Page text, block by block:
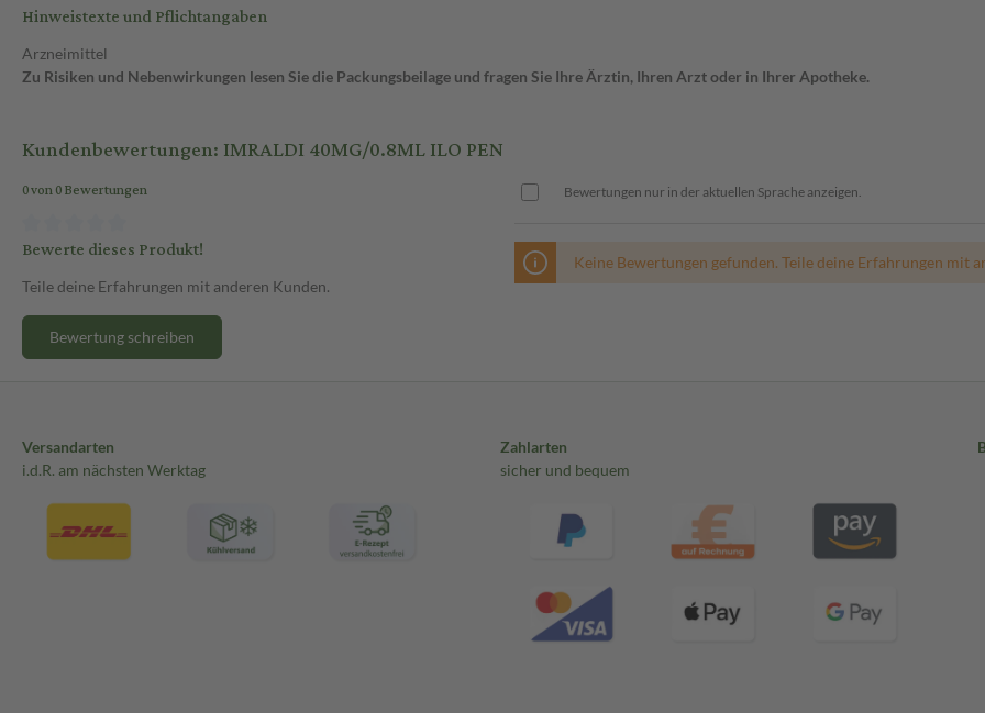
Hinweistexte und Pflichtangaben
Arzneimittel
Zu Risiken und Nebenwirkungen lesen Sie die Packungsbeilage und fragen Sie Ihre Ärztin, Ihren Arzt oder in Ihrer Apotheke.
Kundenbewertungen: IMRALDI 40MG/0.8ML ILO PEN
0 von 0 Bewertungen
Bewerte dieses Produkt!
Teile deine Erfahrungen mit anderen Kunden.
Bewertung schreiben
Bewertungen nur in der aktuellen Sprache anzeigen.
Keine Bewertungen gefunden. Teile deine Erfahrungen mit
Versandarten
i.d.R. am nächsten Werktag
Zahlarten
sicher und bequem